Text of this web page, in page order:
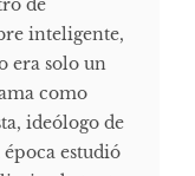
de
inteligente,
era solo un
como
ideólogo de
estudió